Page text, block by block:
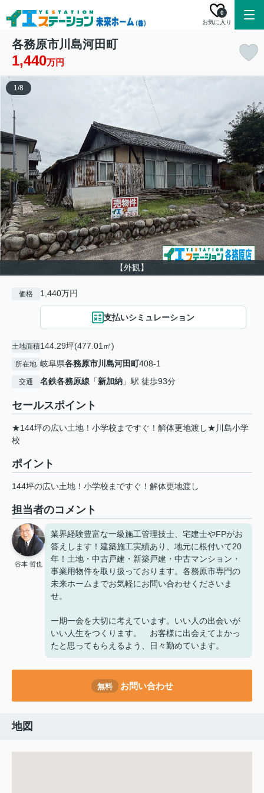
お気に入り
0
各務原市川島河田町
1,440万円
【外観】
1/8
価格 1,440万円
支払いシミュレーション
土地面積144.29坪(477.01㎡)
所在地 岐阜県各務原市川島河田町408-1
交通 名鉄各務原線 「新加納 」駅 徒歩93分
セールスポイント
★144坪の広い土地！小学校まですぐ！解体更地渡し★川島小学
校
ポイント
144坪の広い土地！小学校まですぐ！解体更地渡し
担当者のコメント
谷本 哲也
業界経験豊富な一級施工管理技士、宅建士やFPがお
答えします！建築施工実績あり、地元に根付いて20
年！土地・中古戸建・新築戸建・中古マンション・
事業用物件を取り扱っております。各務原市専門の
未来ホームまでお気軽にお問い合わせくださいま
せ。
一期一会を大切に考えています。いい人の出会いが
いい人生をつくります。 お客様に出会えてよかっ
たと思ってもらえるよう、日々勤めています。
無料 お問い合わせ
地図